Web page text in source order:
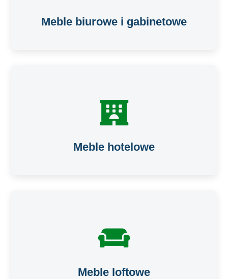
Meble biurowe i gabinetowe
Meble hotelowe
Meble loftowe